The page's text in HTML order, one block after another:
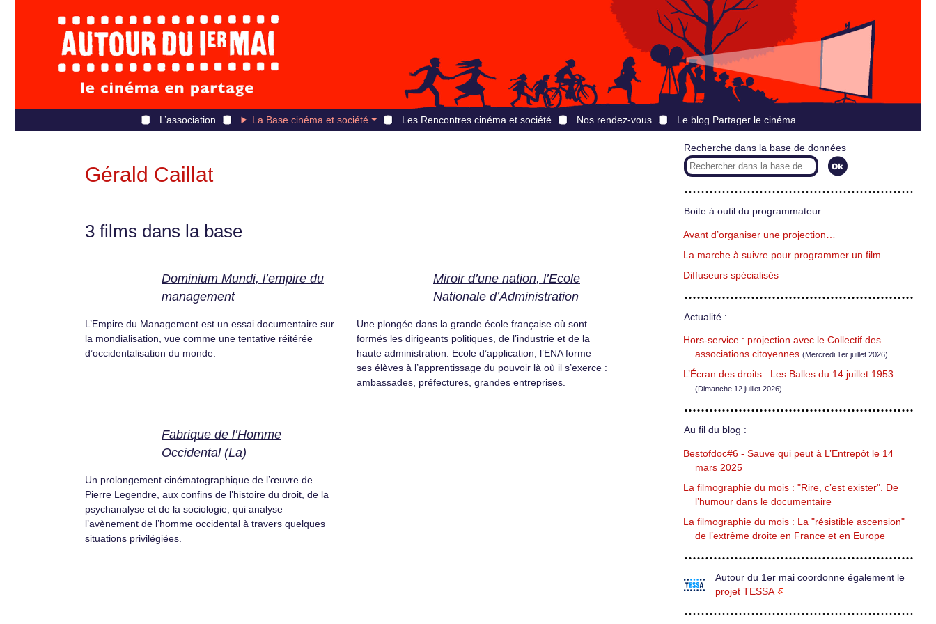
L’association La Base cinéma et société Les Rencontres cinéma et société Nos rendez-vous Le blog Partager le cinéma
Gérald Caillat
3 films dans la base
Dominium Mundi, l’empire du
management
L’Empire du Management est un essai documentaire sur
la mondialisation, vue comme une tentative réitérée
d’occidentalisation du monde.
Miroir d’une nation, l’Ecole
Nationale d’Administration
Une plongée dans la grande école française où sont
formés les dirigeants politiques, de l’industrie et de la
haute administration. Ecole d’application, l’ENA forme
ses élèves à l’apprentissage du pouvoir là où il s’exerce :
ambassades, préfectures, grandes entreprises.
Fabrique de l’Homme
Occidental (La)
Un prolongement cinématographique de l’œuvre de
Pierre Legendre, aux confins de l’histoire du droit, de la
psychanalyse et de la sociologie, qui analyse
l’avènement de l’homme occidental à travers quelques
situations privilégiées.
Recherche dans la base de données
Boite à outil du programmateur :
Avant d’organiser une projection…
La marche à suivre pour programmer un film
Diffuseurs spécialisés
Actualité :
Hors-service : projection avec le Collectif des
associations citoyennes (Mercredi 1er juillet 2026)
L’Écran des droits : Les Balles du 14 juillet 1953
(Dimanche 12 juillet 2026)
Au fil du blog :
Bestofdoc#6 - Sauve qui peut à L’Entrepôt le 14
mars 2025
La filmographie du mois : "Rire, c’est exister". De
l’humour dans le documentaire
La filmographie du mois : La "résistible ascension"
de l’extrême droite en France et en Europe
Autour du 1er mai coordonne également le
projet TESSA